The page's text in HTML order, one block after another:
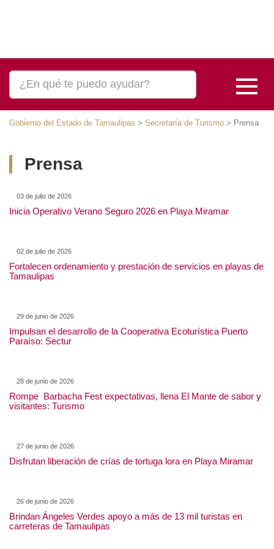
Gobierno del Estado de Tamaulipas > Secretaría de Turismo > Prensa
Prensa
03 de julio de 2026
Inicia Operativo Verano Seguro 2026 en Playa Miramar
02 de julio de 2026
Fortalecen ordenamiento y prestación de servicios en playas de
Tamaulipas
29 de junio de 2026
Impulsan el desarrollo de la Cooperativa Ecoturística Puerto
Paraíso: Sectur
28 de junio de 2026
Rompe Barbacha Fest expectativas, llena El Mante de sabor y
visitantes: Turismo
27 de junio de 2026
Disfrutan liberación de crías de tortuga lora en Playa Miramar
26 de junio de 2026
Brindan Ángeles Verdes apoyo a más de 13 mil turistas en
carreteras de Tamaulipas